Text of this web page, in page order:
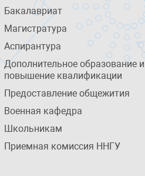
Бакалавриат
Магистратура
Аспирантура
Дополнительное образование и
повышение квалификации
Предоставление общежития
Военная кафедра
Школьникам
Приемная комиссия ННГУ